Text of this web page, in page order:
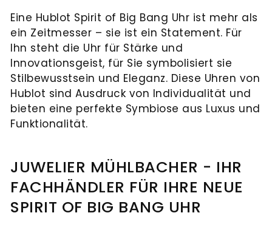
Eine Hublot Spirit of Big Bang Uhr ist mehr als
ein Zeitmesser – sie ist ein Statement. Für
Ihn steht die Uhr für Stärke und
Innovationsgeist, für Sie symbolisiert sie
Stilbewusstsein und Eleganz. Diese Uhren von
Hublot sind Ausdruck von Individualität und
bieten eine perfekte Symbiose aus Luxus und
Funktionalität.
JUWELIER MÜHLBACHER - IHR
FACHHÄNDLER FÜR IHRE NEUE
SPIRIT OF BIG BANG UHR